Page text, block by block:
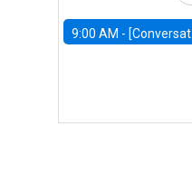
9:00 AM - [Conversatorio] El futuro de Chile: Visiones para reactivar el crecimiento